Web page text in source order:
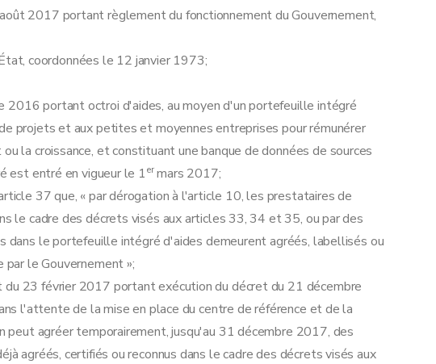
2017 portant règlement du fonctionnement du Gouvernement,
coordonnées le 12 janvier 1973;
2016 portant octroi d'aides, au moyen d'un portefeuille intégré
projets et aux petites et moyennes entreprises pour rémunérer
la croissance, et constituant une banque de données de sources
est entré en vigueur le 1ermars 2017;
37 que, « par dérogation à l'article 10, les prestataires de
le cadre des décrets visés aux articles 33, 34 et 35, ou par des
dans le portefeuille intégré d'aides demeurent agréés, labellisés ou
le Gouvernement »;
du 23 février 2017 portant exécution du décret du 21 décembre
l'attente de la mise en place du centre de référence et de la
agréer temporairement, jusqu'au 31 décembre 2017, des
agréés, certifiés ou reconnus dans le cadre des décrets visés aux